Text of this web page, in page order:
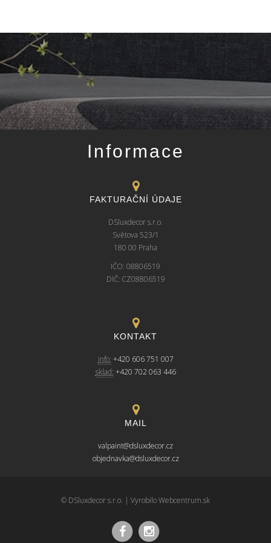
Informace
FAKTURAČNÍ ÚDAJE
DSluxdecor s.r.o.
Světova 523/1
180 00 Praha
IČO: 08806519
DIČ: CZ08806519
KONTAKT
info: +420 606 751 007
sklad: +420 702 063 446
MAIL
valpaint@dsluxdecor.cz
objednavka@dsluxdecor.cz
© DSluxdecor s.r.o. | VyrobiloWebcentrum.sk